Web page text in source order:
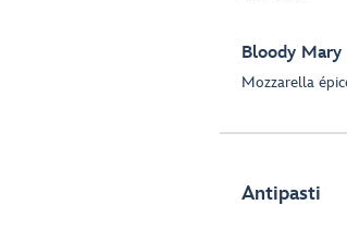
Bloody Mary
Mozzarella
Antipasti